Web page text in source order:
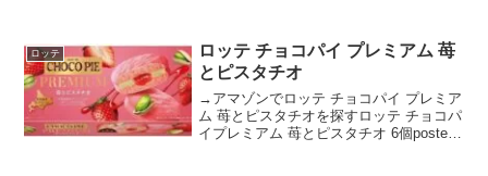
ロッテ
ロッテ チョコパイ プレミアム 苺
とピスタチオ
→アマゾンでロッテ チョコパイ プレミア
ム 苺とピスタチオを探すロッテ チョコパ
イプレミアム 苺とピスタチオ 6個posted